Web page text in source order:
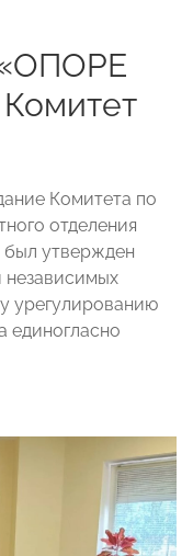
«ОПОРЕ
Комитета по
отделения
утвержден
независимых
урегулированию
единогласно